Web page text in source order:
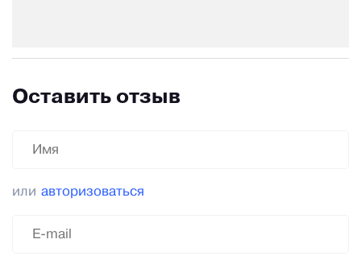
Оставить отзыв
или авторизоваться